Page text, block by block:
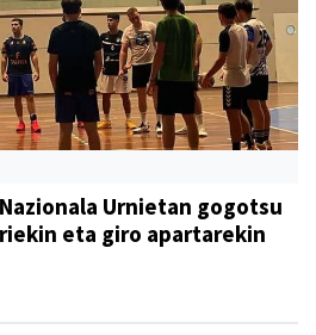
Urnietan gogotsu
eta giro apartarekin